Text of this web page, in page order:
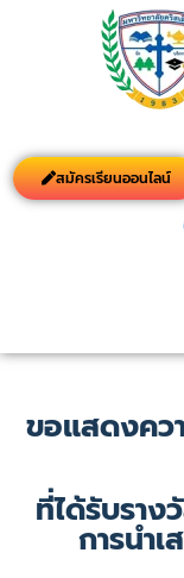
สมัครเรียนออนไลน์
ขอแสดงคว
ที่ได้รับรา
การนำ